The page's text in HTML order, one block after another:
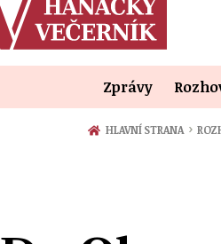
Zprávy
HLAVNÍ STRANA ›